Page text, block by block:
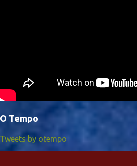
O Tempo
Tweets by otempo